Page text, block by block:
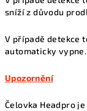
sníží z důvodu
V případě detekce
automaticky vypne.
Upozornění
Čelovka Headpro